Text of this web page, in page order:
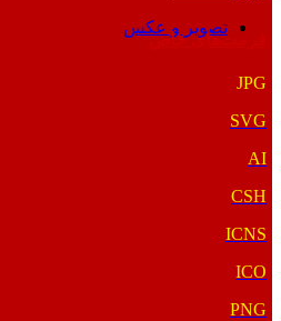
تصویر و عکس
فرمت‌های خاص
JPG
SVG
AI
CSH
ICNS
ICO
PNG